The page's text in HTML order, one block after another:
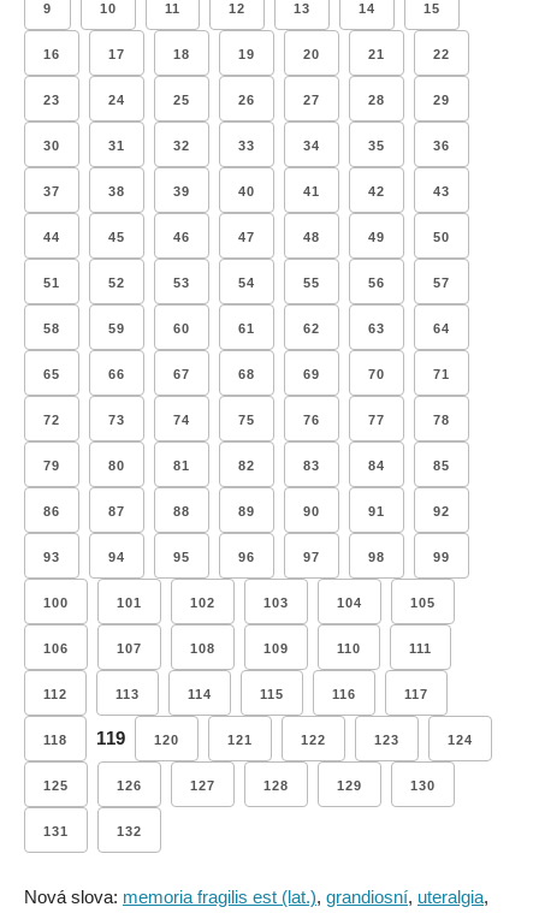
9 10 11 12 13 14 15
16 17 18 19 20 21 22
23 24 25 26 27 28 29
30 31 32 33 34 35 36
37 38 39 40 41 42 43
44 45 46 47 48 49 50
51 52 53 54 55 56 57
58 59 60 61 62 63 64
65 66 67 68 69 70 71
72 73 74 75 76 77 78
79 80 81 82 83 84 85
86 87 88 89 90 91 92
93 94 95 96 97 98 99
100 101 102 103 104 105
106 107 108 109 110 111
112 113 114 115 116 117
118 119 120 121 122 123 124
125 126 127 128 129 130
131 132
Nová slova: memoria fragilis est (lat.), grandiosní, uteralgia,